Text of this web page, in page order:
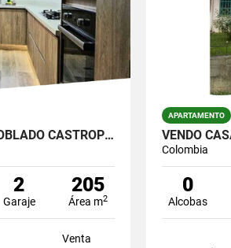
CASA EN VENTA EN EL POBLADO CASTROPOL
2
Garaje
205
Área m2
Venta
APARTAMENTO
VENDO
Colombia
0
Alcobas